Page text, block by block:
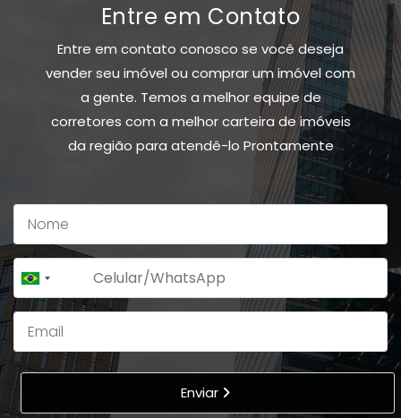
Entre em Contato
Entre em contato conosco se você deseja
vender seu imóvel ou comprar um imóvel com
a gente. Temos a melhor equipe de
corretores com a melhor carteira de imóveis
da região para atendê-lo Prontamente
Brazil
+55
Enviar